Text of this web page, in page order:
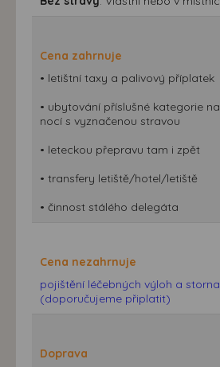
Cena zahrnuje
• letištní taxy a palivový příplatek
• ubytování příslušné kategorie
nocí s vyznačenou stravou
• leteckou přepravu tam i zpět
• transfery letiště/hotel/letiště
• činnost stálého delegáta
Cena nezahrnuje
pojištění léčebných výloh a
(doporučujeme připlatit)
Doprava